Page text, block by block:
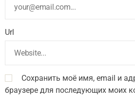
Url
Сохранить моё имя, email и
браузере для последующих моих